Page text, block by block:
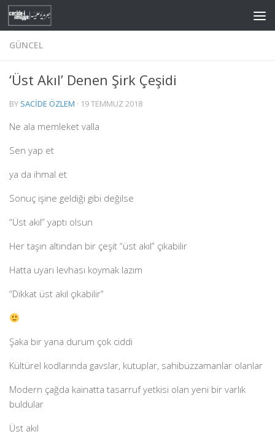
Skip to content
GÜNCEL
‘Üst Akıl’ Denen Şirk Çeşidi
BY SACIDE ÖZLEM · 19 TEMMUZ 2018
Ne ala memleket valla
Sen yap et
ya da ihmal et
Sonuç işine geldiği gibi değilse
“Üst akıl” yaptı olsun
Her taşın altından bir çeşit “üst akıl” çıkabilir
Hatta uyarı levhası koymak lazım
“Dikkat üst akıl çıkabilir”
Şaka bir yana durum çok ciddi
Kültürel kodlarında gavslar, kutuplar, sahibüzzamanlar olanlar
Modern çağda kainatta tasarruf yetkisi olan yeni bir varlık
buldular
Üst akıl